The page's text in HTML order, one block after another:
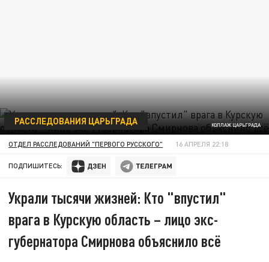
КОЛЛАЖ ЦАРЬГРАДА
РАССЛЕДОВАНИЯ ЦАРЬГРАДА
ОТДЕЛ РАССЛЕДОВАНИЙ "ПЕРВОГО РУССКОГО" 16 АПРЕЛЯ 22:18
ПОДПИШИТЕСЬ:
Украли тысячи жизней: Кто "впустил"
врага в Курскую область – лицо экс-
губернатора Смирнова объяснило всё